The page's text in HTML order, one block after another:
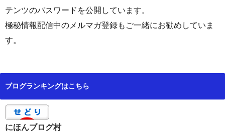
テンツのパスワードを公開しています。
極秘情報配信中のメルマガ登録もご一緒にお勧めしていま
す。
ブログランキングはこちら
にほんブログ村